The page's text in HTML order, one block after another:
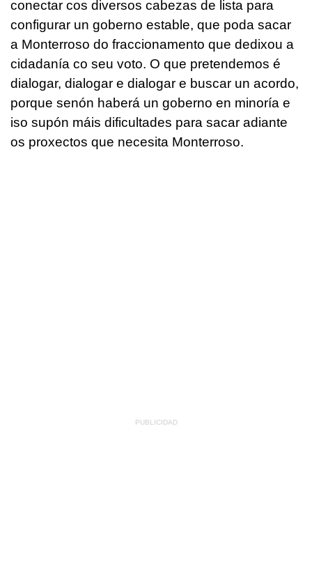
conectar cos diversos cabezas de lista para
configurar un goberno estable, que poda sacar
a Monterroso do fraccionamento que dedixou a
cidadanía co seu voto. O que pretendemos é
dialogar, dialogar e dialogar e buscar un acordo,
porque senón haberá un goberno en minoría e
iso supón máis dificultades para sacar adiante
os proxectos que necesita Monterroso.